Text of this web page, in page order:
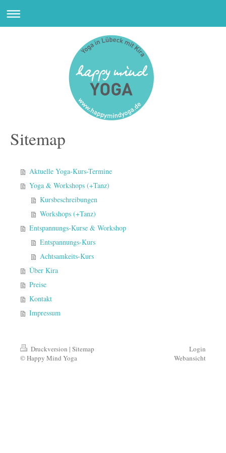
Sitemap
Aktuelle Yoga-Kurs-Termine
Yoga & Workshops (+Tanz)
Kursbeschreibungen
Workshops (+Tanz)
Entspannungs-Kurse & Workshop
Entspannungs-Kurs
Achtsamkeits-Kurs
Über Kira
Preise
Kontakt
Impressum
Druckversion | Sitemap
© Happy Mind Yoga
Login
Webansicht